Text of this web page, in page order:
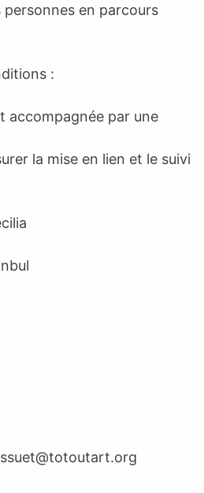
en parcours
:
accompagnée par une
la mise en lien et le suivi